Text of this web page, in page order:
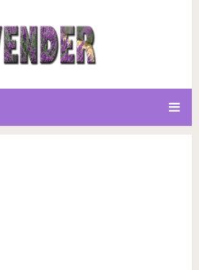
трюк позволит